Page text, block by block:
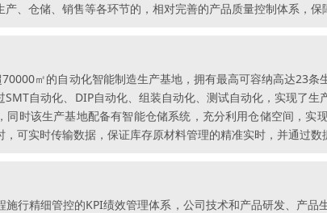
、仓储、销售等各环节的，相对完善的产品质量控制体系，保
70000㎡的自动化智能制造生产基地，拥有最高可容纳高达23
SMT自动化、DIP自动化、组装自动化、测试自动化，实现了
同时该生产基地配备有智能仓储系统，充分利用仓储空间，实
可实时传输数据，保证库存原材料管理的精准实时，并通过数
施行精细管控的KPI绩效管理体系，公司技术和产品研发、产